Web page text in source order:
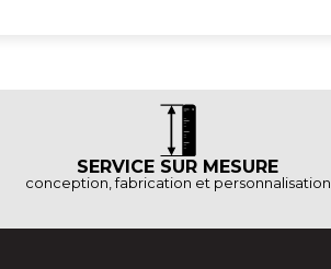
SERVICE SUR MESURE
conception, fabrication et personnalisation